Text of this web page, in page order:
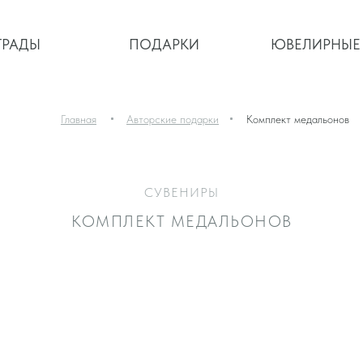
ПОДАРКИ ЮВЕЛИРНЫЕ
ПОДАРКИ ЮВЕЛИРНЫЕ
Главная Авторские подарки Комплект медальонов
СУВЕНИРЫ
КОМПЛЕКТ МЕДАЛЬОНОВ